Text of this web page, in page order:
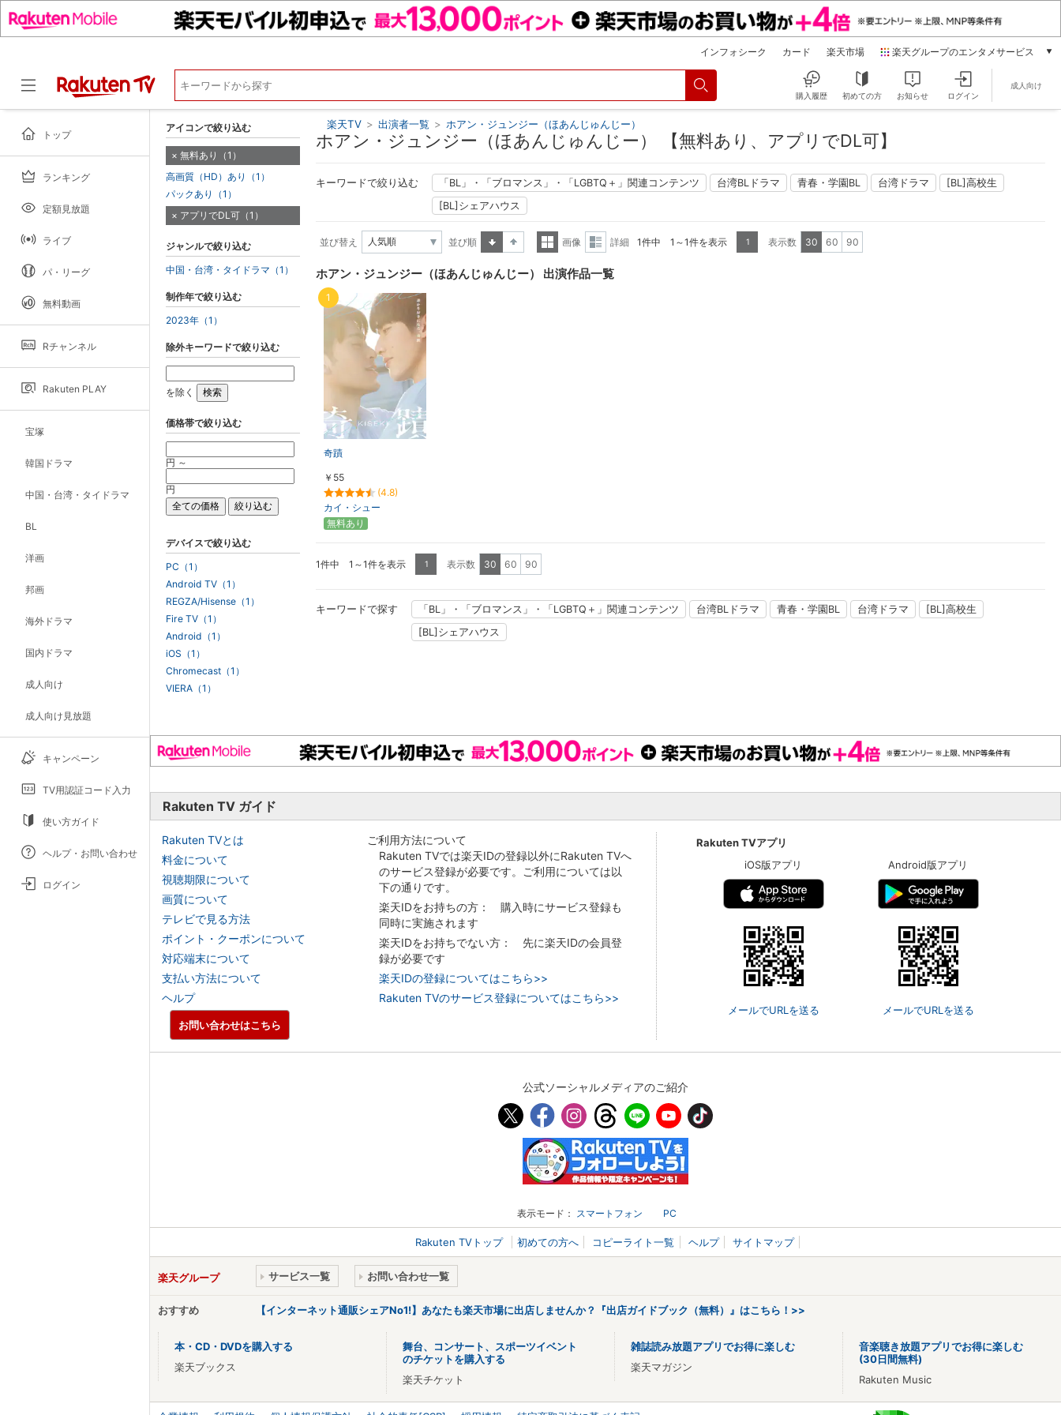
インフォシーク カード 楽天市場 楽天グループのエンタメサービス
本/ゲーム/CD/DVD
雑誌読み放題
動画配信
購入履歴 初めての方 お知らせ ログイン
成人向け
トップ
ランキング
定額見放題
ライブ
パ・リーグ
無料動画
Rチャンネル
Rakuten PLAY
宝塚
韓国ドラマ
中国・台湾・タイドラマ
BL
洋画
邦画
海外ドラマ
国内ドラマ
成人向け
成人向け見放題
キャンペーン
TV用認証コード入力
使い方ガイド
ヘルプ・お問い合わせ
ログイン
楽天TV > 出演者一覧 > ホアン・ジュンジー（ほあんじゅんじー）
ホアン・ジュンジー（ほあんじゅんじー） 【無料あり、アプリでDL可】
キーワードで絞り込む 「BL」・「ブロマンス」・「LGBTQ＋」関連コンテンツ 台湾BLドラマ 青春・学園BL 台湾ドラマ
[BL]高校生
[BL]シェアハウス
並び替え
並び順
表示
画像
表示
詳細 1件中 1～1件を表示 1 表示数 30 60 90
ホアン・ジュンジー（ほあんじゅんじー） 出演作品一覧
奇蹟
￥55
(4.8)
カイ・シュー
1
無料あり
1件中 1～1件を表示 1 表示数 30 60 90
キーワードで探す 「BL」・「ブロマンス」・「LGBTQ＋」関連コンテンツ 台湾BLドラマ 青春・学園BL 台湾ドラマ
[BL]高校生
[BL]シェアハウス
アイコンで絞り込む
無料あり（1）
高画質（HD）あり（1）
パックあり（1）
アプリでDL可（1）
ジャンルで絞り込む
中国・台湾・タイドラマ（1）
制作年で絞り込む
2023年（1）
除外キーワードで絞り込む
を除く
価格帯で絞り込む
円 ～
円
デバイスで絞り込む
PC（1）
Android TV（1）
REGZA/Hisense（1）
Fire TV（1）
Android（1）
iOS（1）
Chromecast（1）
VIERA（1）
Rakuten TV ガイド
Rakuten TVとは
料金について
視聴期限について
画質について
テレビで見る方法
ポイント・クーポンについて
対応端末について
支払い方法について
ヘルプ
ご利用方法について
Rakuten TVでは楽天IDの登録以外にRakuten TVへ
のサービス登録が必要です。ご利用については以
下の通りです。
楽天IDをお持ちの方： 購入時にサービス登録も
同時に実施されます
楽天IDをお持ちでない方： 先に楽天IDの会員登
録が必要です
楽天IDの登録についてはこちら>>
Rakuten TVのサービス登録についてはこちら>>
Rakuten TVアプリ
iOS版アプリ
メールでURLを送る
Android版アプリ
メールでURLを送る
お問い合わせはこちら
公式ソーシャルメディアのご紹介
表示モード： スマートフォン PC
Rakuten TVトップ 初めての方へ コピーライト一覧 ヘルプ サイトマップ
楽天グループ サービス一覧 お問い合わせ一覧
おすすめ 【インターネット通販シェアNo1!】あなたも楽天市場に出店しませんか？『出店ガイドブック（無料）』はこちら！>>
本・CD・DVDを購入する
楽天ブックス
舞台、コンサート、スポーツイベント
のチケットを購入する
楽天チケット
雑誌読み放題アプリでお得に楽しむ
楽天マガジン
音楽聴き放題アプリでお得に楽しむ
(30日間無料)
Rakuten Music